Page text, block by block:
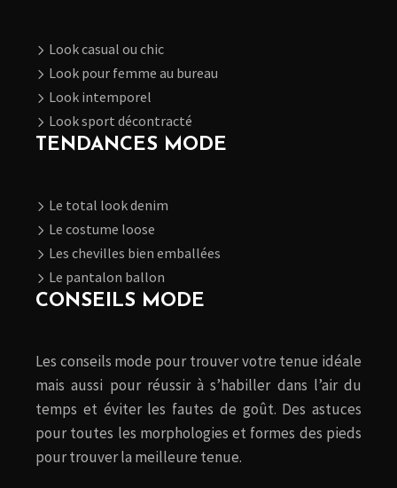
Look casual ou chic
Look pour femme au bureau
Look intemporel
Look sport décontracté
TENDANCES MODE
Le total look denim
Le costume loose
Les chevilles bien emballées
Le pantalon ballon
CONSEILS MODE
Les conseils mode pour trouver votre tenue idéale
mais aussi pour réussir à s’habiller dans l’air du
temps et éviter les fautes de goût. Des astuces
pour toutes les morphologies et formes des pieds
pour trouver la meilleure tenue.